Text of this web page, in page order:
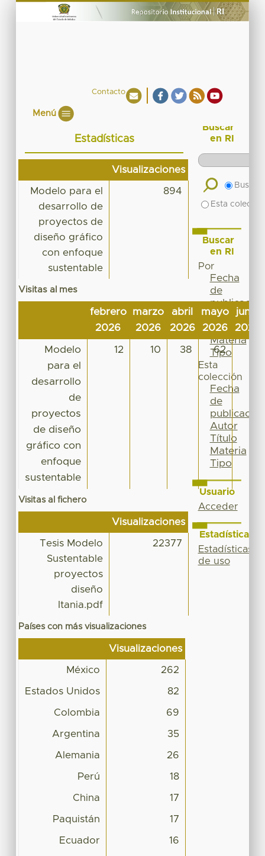
Contacto
Menú
Estadísticas
Visualizaciones
Modelo para el
desarrollo de
proyectos de
diseño gráfico
con enfoque
sustentable
894
Visitas al mes
febrero
2026
marzo
2026
abril
2026
mayo
2026
junio
2026
Modelo
para el
desarrollo
de
proyectos
de diseño
gráfico con
enfoque
sustentable
12 10 38 62
Visitas al fichero
Visualizaciones
Tesis Modelo
Sustentable
proyectos
diseño
Itania.pdf
22377
Países con más visualizaciones
Visualizaciones
México 262
Estados Unidos 82
Colombia 69
Argentina 35
Alemania 26
Perú 18
China 17
Paquistán 17
Ecuador 16
Buscar
en RI
Buscar
Esta
Buscar
en RI
Por
Fecha
de
publicación
Autor
Título
Materia
Tipo
Esta
colección
Fecha
de
publicación
Autor
Título
Materia
Tipo
Usuario
Acceder
Estadísticas
Estadísticas
de uso